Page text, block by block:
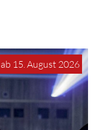
ab 15. August 2026